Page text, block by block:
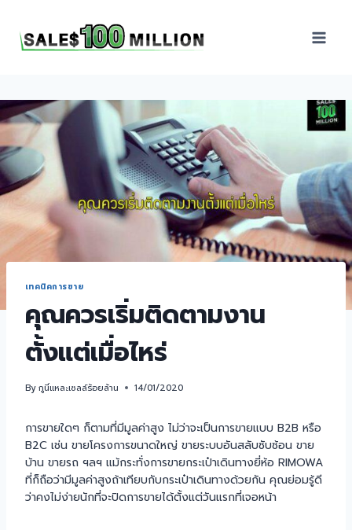
เทคนิคการขาย
คุณควรเริ่มติดตามงาน
ตั้งแต่เมื่อไหร่
Byกูนี่แหละเซลล์ร้อยล้าน 14/01/2020
การขายใดๆ ก็ตามที่มีมูลค่าสูง ไม่ว่าจะเป็นการขายแบบ B2B หรือ
B2C เช่น ขายโครงการขนาดใหญ่ ขายระบบอันสลับซับซ้อน ขาย
บ้าน ขายรถ ฯลฯ แม้กระทั่งการขายกระเป๋าเดินทางยี่ห้อ RIMOWA
ที่ก็ถือว่ามีมูลค่าสูงถ้าเทียบกับกระเป๋าเดินทางด้วยกัน คุณย่อมรู้ดี
ว่าคงไม่ง่ายนักที่จะปิดการขายได้ตั้งแต่วันแรกที่เจอหน้า